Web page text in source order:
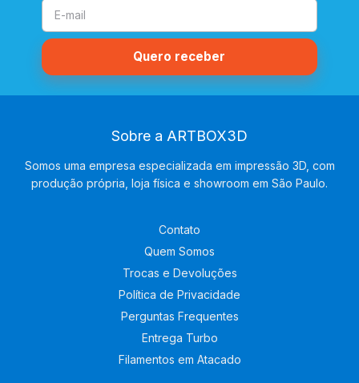
Sobre a ARTBOX3D
Somos uma empresa especializada em impressão 3D, com
produção própria, loja física e showroom em São Paulo.
Contato
Quem Somos
Trocas e Devoluções
Política de Privacidade
Perguntas Frequentes
Entrega Turbo
Filamentos em Atacado